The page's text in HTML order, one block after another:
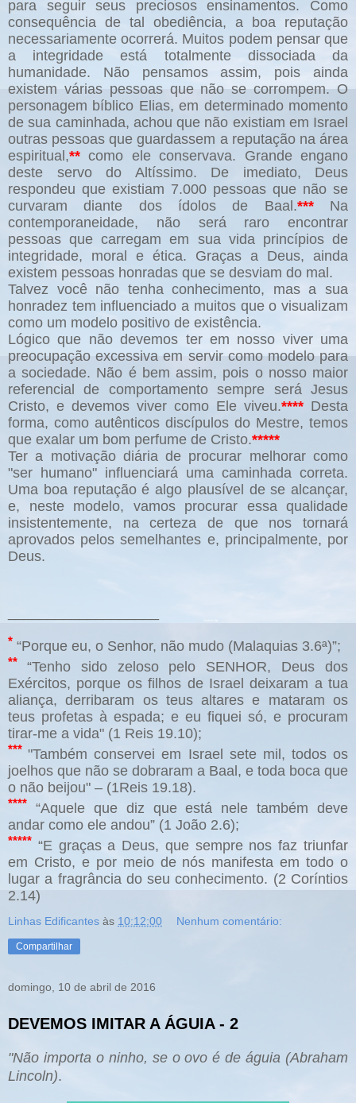
para seguir seus preciosos ensinamentos. Como
consequência de tal obediência, a boa reputação
necessariamente ocorrerá. Muitos podem pensar que
a integridade está totalmente dissociada da
humanidade. Não pensamos assim, pois ainda
existem várias pessoas que não se corrompem. O
personagem bíblico Elias, em determinado momento
de sua caminhada, achou que não existiam em Israel
outras pessoas que guardassem a reputação na área
espiritual,** como ele conservava. Grande engano
deste servo do Altíssimo. De imediato, Deus
respondeu que existiam 7.000 pessoas que não se
curvaram diante dos ídolos de Baal.***Na
contemporaneidade, não será raro encontrar
pessoas que carregam em sua vida princípios de
integridade, moral e ética. Graças a Deus, ainda
existem pessoas honradas que se desviam do mal.
Talvez você não tenha conhecimento, mas a sua
honradez tem influenciado a muitos que o visualizam
como um modelo positivo de existência.
Lógico que não devemos ter em nosso viver uma
preocupação excessiva em servir como modelo para
a sociedade. Não é bem assim, pois o nosso maior
referencial de comportamento sempre será Jesus
Cristo, e devemos viver como Ele viveu.**** Desta
forma, como autênticos discípulos do Mestre, temos
que exalar um bom perfume de Cristo.*****
Ter a motivação diária de procurar melhorar como
"ser humano" influenciará uma caminhada correta.
Uma boa reputação é algo plausível de se alcançar,
e, neste modelo, vamos procurar essa qualidade
insistentemente, na certeza de que nos tornará
aprovados pelos semelhantes e, principalmente, por
Deus.
* “Porque eu, o Senhor, não mudo (Malaquias 3.6ª)”;
** “Tenho sido zeloso pelo SENHOR, Deus dos
Exércitos, porque os filhos de Israel deixaram a tua
aliança, derribaram os teus altares e mataram os
teus profetas à espada; e eu fiquei só, e procuram
tirar-me a vida" (1 Reis 19.10);
***"Também conservei em Israel sete mil, todos os
joelhos que não se dobraram a Baal, e toda boca que
o não beijou" – (1Reis 19.18).
****
“Aquele que diz que está nele também deve
andar como ele andou” (1 João 2.6);
***** “E graças a Deus, que sempre nos faz triunfar
em Cristo, e por meio de nós manifesta em todo o
lugar a fragrância do seu conhecimento. (2 Coríntios
2.14)
Linhas Edificantes às 10:12:00 Nenhum comentário:
Compartilhar
domingo, 10 de abril de 2016
DEVEMOS IMITAR A ÁGUIA - 2
"Não importa o ninho, se o ovo é de águia (Abraham
Lincoln).